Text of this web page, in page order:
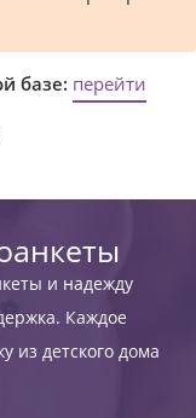
базе: перейти
и надежду
Каждое
из детского дома